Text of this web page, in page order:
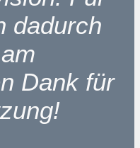
dadurch
Dank für